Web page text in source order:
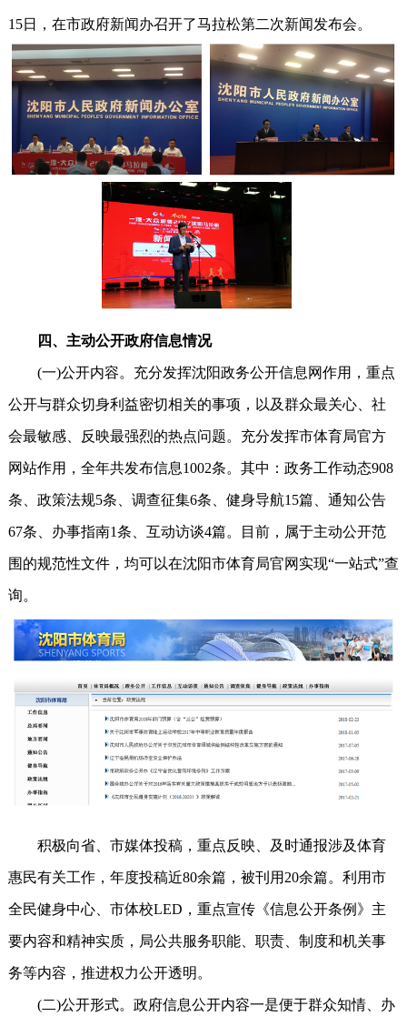
15日，在市政府新闻办召开了马拉松第二次新闻发布会。
四、主动公开政府信息情况
(一)公开内容。充分发挥沈阳政务公开信息网作用，重点
公开与群众切身利益密切相关的事项，以及群众最关心、社
会最敏感、反映最强烈的热点问题。充分发挥市体育局官方
网站作用，全年共发布信息1002条。其中：政务工作动态908
条、政策法规5条、调查征集6条、健身导航15篇、通知公告
67条、办事指南1条、互动访谈4篇。目前，属于主动公开范
围的规范性文件，均可以在沈阳市体育局官网实现“一站式”查
询。
积极向省、市媒体投稿，重点反映、及时通报涉及体育
惠民有关工作，年度投稿近80余篇，被刊用20余篇。利用市
全民健身中心、市体校LED，重点宣传《信息公开条例》主
要内容和精神实质，局公共服务职能、职责、制度和机关事
务等内容，推进权力公开透明。
(二)公开形式。政府信息公开内容一是便于群众知情、办